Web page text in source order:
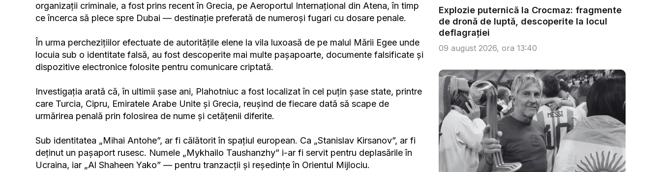
organizații criminale, a fost prins recent în Grecia, pe Aeroportul Internațional din Atena, în timp
ce încerca să plece spre Dubai — destinație preferată de numeroși fugari cu dosare penale.
În urma perchezițiilor efectuate de autoritățile elene la vila luxoasă de pe malul Mării Egee unde
locuia sub o identitate falsă, au fost descoperite mai multe pașapoarte, documente falsificate și
dispozitive electronice folosite pentru comunicare criptată.
Investigația arată că, în ultimii șase ani, Plahotniuc a fost localizat în cel puțin șase state, printre
care Turcia, Cipru, Emiratele Arabe Unite și Grecia, reușind de fiecare dată să scape de
urmărirea penală prin folosirea de nume și cetățenii diferite.
Sub identitatea „Mihai Antohe”, ar fi călătorit în spațiul european. Ca „Stanislav Kirsanov”, ar fi
deținut un pașaport rusesc. Numele „Mykhailo Taushanzhy” i-ar fi servit pentru deplasările în
Ucraina, iar „Al Shaheen Yako” — pentru tranzacții și reședințe în Orientul Mijlociu.
Explozie puternică la Crocmaz: fragmente
de dronă de luptă, descoperite la locul
deflagrației
09 august 2026, ora 13:40